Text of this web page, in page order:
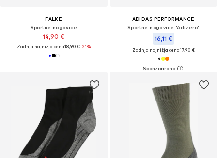
FALKE
Športne nogavice
14,90 €
Zadnja najnižja cena18,90 €-21%
ADIDAS PERFORMANCE
Športne nogavice 'Adizero'
16,11 €
Zadnja najnižja cena17,90 €